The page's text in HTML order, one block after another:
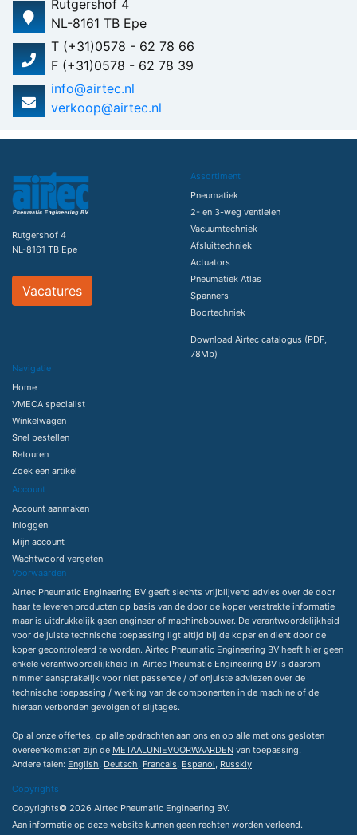
Rutgershof 4
NL-8161 TB Epe
T (+31)0578 - 62 78 66
F (+31)0578 - 62 78 39
info@airtec.nl
verkoop@airtec.nl
Rutgershof 4
NL-8161 TB Epe
Vacatures
Assortiment
Pneumatiek
2- en 3-weg ventielen
Vacuumtechniek
Afsluittechniek
Actuators
Pneumatiek Atlas
Spanners
Boortechniek
Download Airtec catalogus (PDF,
78Mb)
Navigatie
Home
VMECA specialist
Winkelwagen
Snel bestellen
Retouren
Zoek een artikel
Account
Account aanmaken
Inloggen
Mijn account
Wachtwoord vergeten
Voorwaarden
Airtec Pneumatic Engineering BV geeft slechts vrijblijvend advies over de door
haar te leveren producten op basis van de door de koper verstrekte informatie
maar is uitdrukkelijk geen engineer of machinebouwer. De verantwoordelijkheid
voor de juiste technische toepassing ligt altijd bij de koper en dient door de
koper gecontroleerd te worden. Airtec Pneumatic Engineering BV heeft hier geen
enkele verantwoordelijkheid in. Airtec Pneumatic Engineering BV is daarom
nimmer aansprakelijk voor niet passende / of onjuiste adviezen over de
technische toepassing / werking van de componenten in de machine of de
hieraan verbonden gevolgen of slijtages.
Op al onze offertes, op alle opdrachten aan ons en op alle met ons gesloten
overeenkomsten zijn de METAALUNIEVOORWAARDEN van toepassing.
Andere talen: English, Deutsch, Francais, Espanol, Russkiy
Copyrights
Copyrights© 2026 Airtec Pneumatic Engineering BV.
Aan informatie op deze website kunnen geen rechten worden verleend.